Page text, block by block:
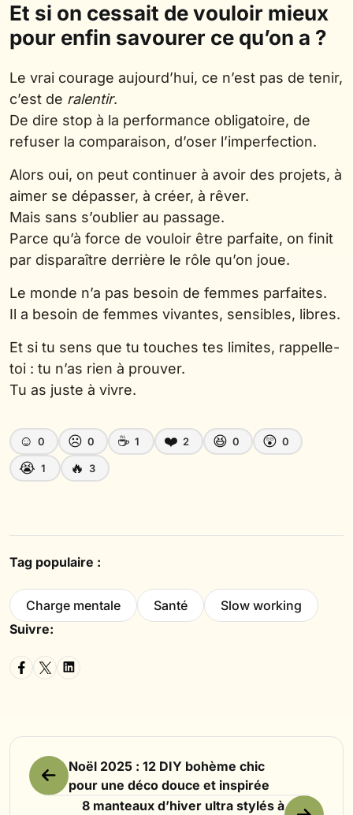
Et si on cessait de vouloir mieux
pour enfin savourer ce qu’on a ?
Le vrai courage aujourd’hui, ce n’est pas de tenir,
c’est de ralentir.
De dire stop à la performance obligatoire, de
refuser la comparaison, d’oser l’imperfection.
Alors oui, on peut continuer à avoir des projets, à
aimer se dépasser, à créer, à rêver.
Mais sans s’oublier au passage.
Parce qu’à force de vouloir être parfaite, on finit
par disparaître derrière le rôle qu’on joue.
Le monde n’a pas besoin de femmes parfaites.
Il a besoin de femmes vivantes, sensibles, libres.
Et si tu sens que tu touches tes limites, rappelle-
toi : tu n’as rien à prouver.
Tu as juste à vivre.
☺️ 0 ☹️ 0 ☕ 1 ❤️ 2 😆 0 😲 0
😭 1 🔥 3
Tag populaire :
Charge mentale Santé
Slow working
Suivre:
Noël 2025 : 12 DIY bohème chic
pour une déco douce et inspirée
8 manteaux d’hiver ultra stylés à